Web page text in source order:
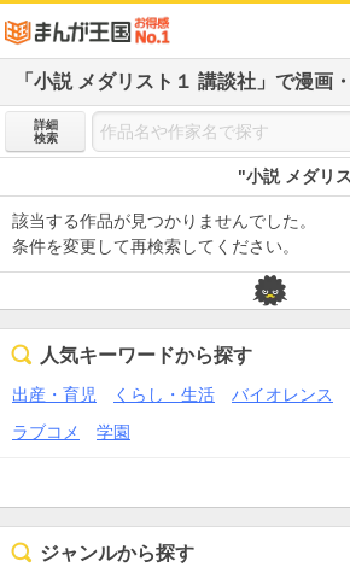
「小説 メダリスト１ 講談社」で漫画
詳細
検索
"小説 メダリ
該当する作品が見つかりませんでした。
条件を変更して再検索してください。
人気キーワードから探す
出産・育児 くらし・生活 バイオレンス
ラブコメ
学園
ジャンルから探す